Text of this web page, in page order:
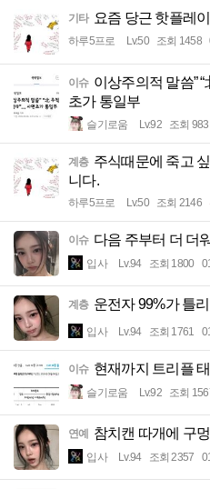
기타 요즘 당근 핫플레
하루5프로 Lv.50 조회 1458
이슈 이상주의적 말씀”
초가 통일부
슬기로움 Lv.92 조회 983
계층 주식때문에 죽고
니다.
하루5프로 Lv.50 조회 2146
이슈 다음 주부터 더 더
입사 Lv.94 조회 1800
계층 운전자 99%가 틀
입사 Lv.94 조회 1761
이슈 현재까지 트리플
슬기로움 Lv.92 조회
연예 참치캔 따개에 구
입사 Lv.94 조회 2357